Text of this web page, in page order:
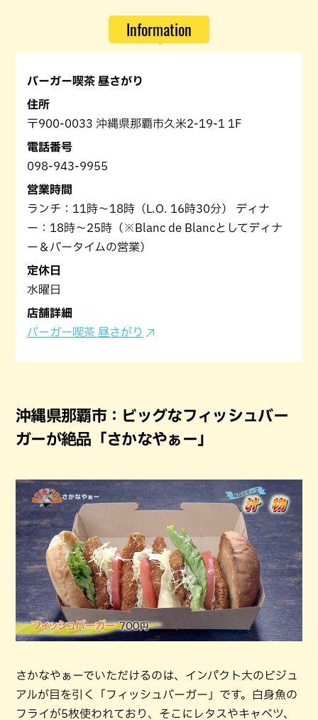
Information
バーガー喫茶 昼さがり
住所
〒900-0033 沖縄県那覇市久米2-19-1 1F
電話番号
098-943-9955
営業時間
ランチ：11時～18時（L.O. 16時30分） ディナ
ー：18時～25時（※Blanc de Blancとしてディナ
ー＆バータイムの営業）
定休日
水曜日
店舗詳細
バーガー喫茶 昼さがり
沖縄県那覇市：ビッグなフィッシュバー
ガーが絶品「さかなやぁー」
さかなやぁーでいただけるのは、インパクト大のビジュ
アルが目を引く「フィッシュバーガー」です。白身魚の
フライが5枚使われており、そこにレタスやキャベツ、